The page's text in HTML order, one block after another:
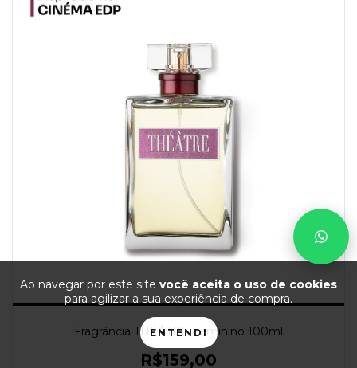
Ao navegar por este site você aceita o uso de cookies
para agilizar a sua experiência de compra.
ENTENDI
Fragrância THÉÂTRE Feminino 100ml
R$159,00